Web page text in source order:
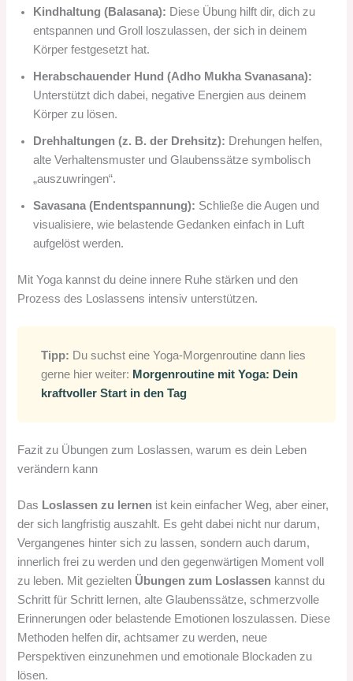
Kindhaltung (Balasana): Diese Übung hilft dir, dich zu
entspannen und Groll loszulassen, der sich in deinem
Körper festgesetzt hat.
Herabschauender Hund (Adho Mukha Svanasana):
Unterstützt dich dabei, negative Energien aus deinem
Körper zu lösen.
Drehhaltungen (z. B. der Drehsitz): Drehungen helfen,
alte Verhaltensmuster und Glaubenssätze symbolisch
„auszuwringen“.
Savasana (Endentspannung): Schließe die Augen und
visualisiere, wie belastende Gedanken einfach in Luft
aufgelöst werden.
Mit Yoga kannst du deine innere Ruhe stärken und den
Prozess des Loslassens intensiv unterstützen.
Tipp: Du suchst eine Yoga-Morgenroutine dann lies
gerne hier weiter: Morgenroutine mit Yoga: Dein
kraftvoller Start in den Tag
Fazit zu Übungen zum Loslassen, warum es dein Leben
verändern kann
Das Loslassen zu lernen ist kein einfacher Weg, aber einer,
der sich langfristig auszahlt. Es geht dabei nicht nur darum,
Vergangenes hinter sich zu lassen, sondern auch darum,
innerlich frei zu werden und den gegenwärtigen Moment voll
zu leben. Mit gezielten Übungen zum Loslassen kannst du
Schritt für Schritt lernen, alte Glaubenssätze, schmerzvolle
Erinnerungen oder belastende Emotionen loszulassen. Diese
Methoden helfen dir, achtsamer zu werden, neue
Perspektiven einzunehmen und emotionale Blockaden zu
lösen.